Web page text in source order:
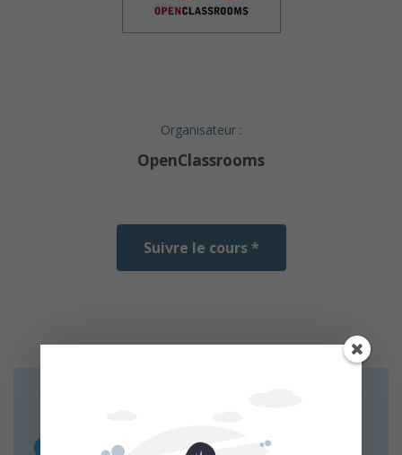
Organisateur :
OpenClassrooms
Suivre le cours *